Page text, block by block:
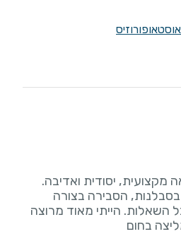
מקצועית, יסודית ואדיבה.
הסבירה בצורה
השאלות. הייתי מאוד מרוצה
בחום